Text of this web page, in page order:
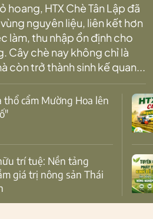
hoang, HTX Chè Tân Lập đã
nguyên liệu, liên kết hơn
làm, thu nhập ổn định cho
Cây chè nay không chỉ là
còn trở thành sinh kế quan...
giá trị nông sản Thái